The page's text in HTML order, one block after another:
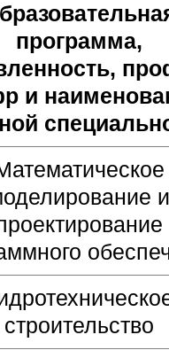
программа,
и
и
строительство